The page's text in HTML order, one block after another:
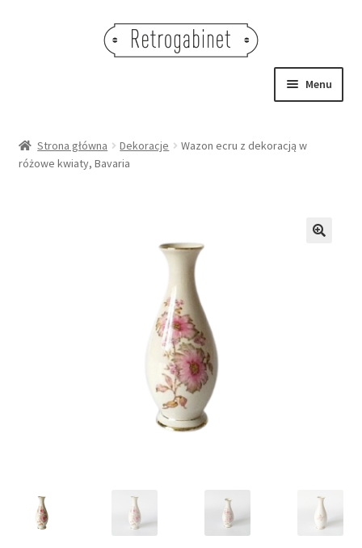
Menu
OBRAZY
Strona główna Dekoracje
Wazon ecru z dekoracją w
różowe kwiaty, Bavaria